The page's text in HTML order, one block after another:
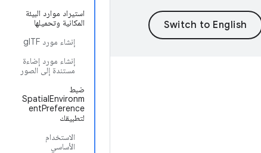
استيراد موارد البيئة
المكانية وتحميلها
إنشاء مورد glTF
إنشاء مورد إضاءة
مستندة إلى الصور
ضبط
SpatialEnvironm
entPreference
لتطبيقك
الاستخدام
الأساسي